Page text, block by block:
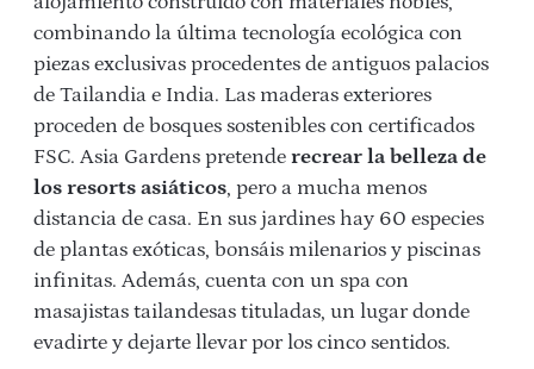
combinando la última tecnología ecológica con
piezas exclusivas procedentes de antiguos palacios
de Tailandia e India. Las maderas exteriores
proceden de bosques sostenibles con certificados
FSC. Asia Gardens pretende recrear la belleza de
los resorts asiáticos, pero a mucha menos
distancia de casa. En sus jardines hay 60 especies
de plantas exóticas, bonsáis milenarios y piscinas
infinitas. Además, cuenta con un spa con
masajistas tailandesas tituladas, un lugar donde
evadirte y dejarte llevar por los cinco sentidos.